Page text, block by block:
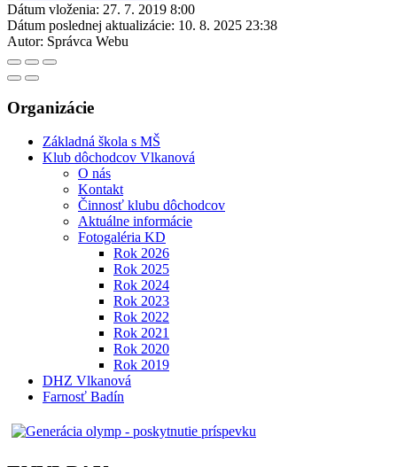
Dátum vloženia: 27. 7. 2019 8:00
Dátum poslednej aktualizácie: 10. 8. 2025 23:38
Autor: Správca Webu
Organizácie
Základná škola s MŠ
Klub dôchodcov Vlkanová
O nás
Kontakt
Činnosť klubu dôchodcov
Aktuálne informácie
Fotogaléria KD
Rok 2026
Rok 2025
Rok 2024
Rok 2023
Rok 2022
Rok 2021
Rok 2020
Rok 2019
DHZ Vlkanová
Farnosť Badín